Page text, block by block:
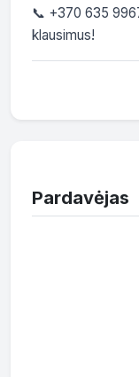
📞 +370 635
klausimus!
Pardavėjas